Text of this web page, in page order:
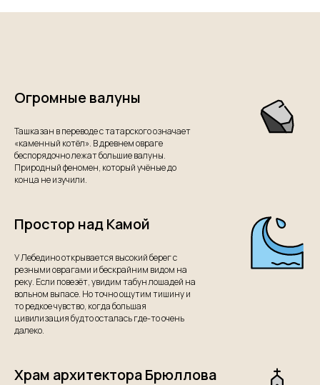
Огромные валуны
Ташказан в переводе с татарского означает
«каменный котёл». В древнем овраге
беспорядочно лежат большие валуны.
Природный феномен, который учёные до
конца не изучили.
Простор над Камой
У Лебедино открывается высокий берег с
резными оврагами и бескрайним видом на
реку. Если повезёт, увидим табун лошадей на
вольном выпасе. Но точно ощутим тишину и
то редкое чувство, когда большая
цивилизация будто осталась где-то очень
далеко.
Храм архитектора Брюллова